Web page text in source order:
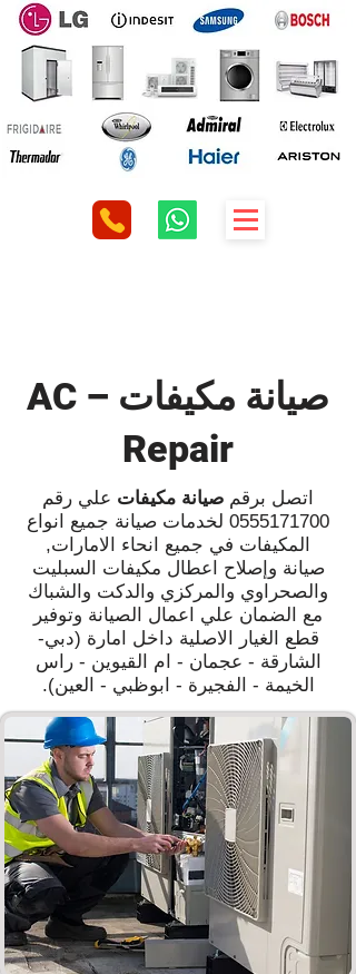
صيانة مكيفات – AC
Repair
اتصل برقم صيانة مكيفات علي رقم
0555171700 لخدمات صيانة جميع انواع
المكيفات في جميع انحاء الامارات,
صيانة وإصلاح اعطال مكيفات السبليت
والصحراوي والمركزي والدكت والشباك
مع الضمان علي اعمال الصيانة وتوفير
قطع الغيار الاصلية داخل امارة (دبي-
الشارقة - عجمان - ام القيوين - راس
الخيمة - الفجيرة - ابوظبي - العين).